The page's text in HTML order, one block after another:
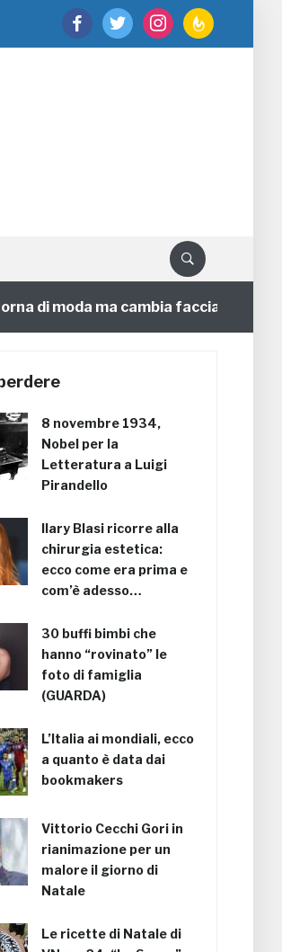
facebooktwitter instagramfeedburner
moda ma cambia faccia
8 novembre 1934,
Nobel per la
Letteratura a Luigi
Pirandello
Ilary Blasi ricorre alla
chirurgia estetica:
ecco come era prima e
com’è adesso…
30 buffi bimbi che
hanno “rovinato” le
foto di famiglia
(GUARDA)
L’Italia ai mondiali, ecco
a quanto è data dai
bookmakers
Vittorio Cecchi Gori in
rianimazione per un
malore il giorno di
Natale
Le ricette di Natale di